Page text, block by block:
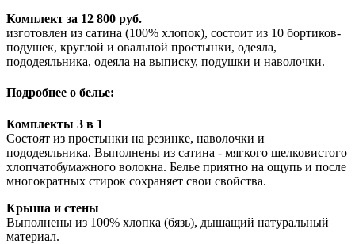
Комплект за 12 800 руб.
изготовлен из сатина (100% хлопок), состоит из 10 бортиков-
подушек, круглой и овальной простынки, одеяла,
пододеяльника, одеяла на выписку, подушки и наволочки.
Подробнее о белье:
Комплекты 3 в 1
Состоят из простынки на резинке, наволочки и
пододеяльника. Выполнены из сатина - мягкого шелковистого
хлопчатобумажного волокна. Белье приятно на ощупь и после
многократных стирок сохраняет свои свойства.
Крыша и стены
Выполнены из 100% хлопка (бязь), дышащий натуральный
материал.